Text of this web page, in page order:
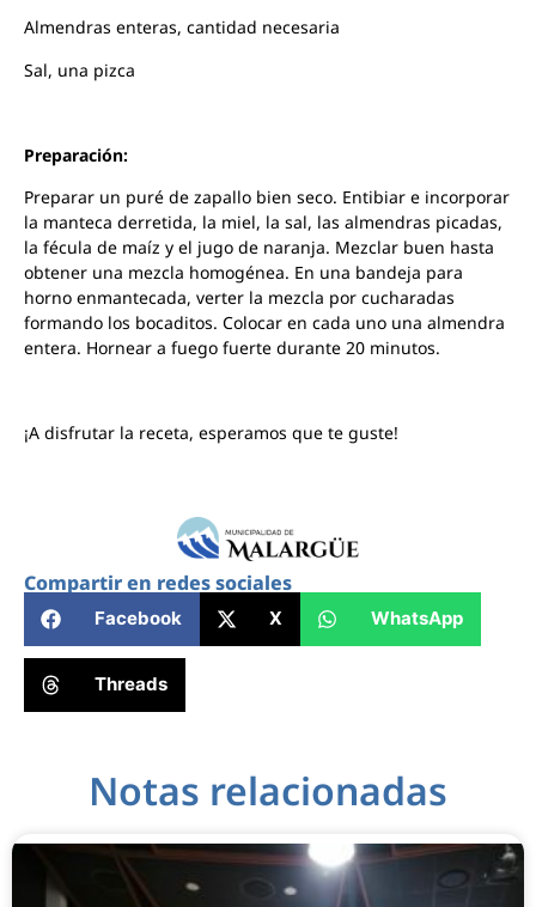
Almendras enteras, cantidad necesaria
Sal, una pizca
Preparación:
Preparar un puré de zapallo bien seco. Entibiar e incorporar
la manteca derretida, la miel, la sal, las almendras picadas,
la fécula de maíz y el jugo de naranja. Mezclar buen hasta
obtener una mezcla homogénea. En una bandeja para
horno enmantecada, verter la mezcla por cucharadas
formando los bocaditos. Colocar en cada uno una almendra
entera. Hornear a fuego fuerte durante 20 minutos.
¡A disfrutar la receta, esperamos que te guste!
Compartir en redes sociales
Facebook X WhatsApp
Threads
Notas relacionadas